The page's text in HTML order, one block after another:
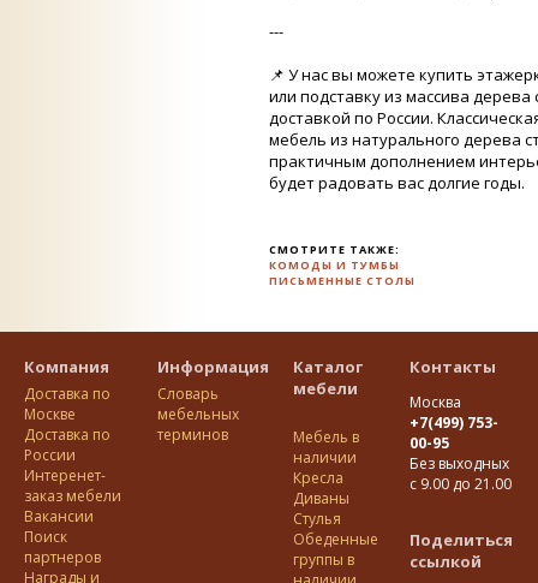
---
📌 У нас вы можете купить
или подставку из массива дерева
доставкой по России.
мебель из натурального дерева
практичным дополнением
будет радовать вас долгие годы.
СМОТРИТЕ ТАКЖЕ:
КОМОДЫ И ТУМБЫ
ПИСЬМЕННЫЕ СТОЛЫ
Компания
Доставка по
Москве
Доставка по
Росcии
Интеренет-
заказ мебели
Вакансии
Поиск
партнеров
Награды и
Информация
Словарь
мебельных
терминов
Каталог
мебели
Мебель в
наличии
Кресла
Диваны
Стулья
Обеденные
группы в
Контакты
Москва
+7(499) 753-
00-95
Без выходных
с 9.00 до 21.00
Поделиться
ссылкой